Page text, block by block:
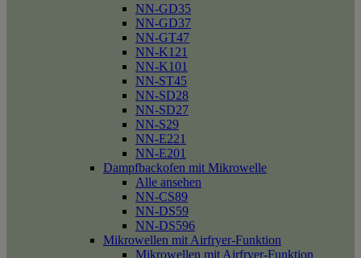
NN-GD35
NN-GD37
NN-GT47
NN-K121
NN-K101
NN-ST45
NN-SD28
NN-SD27
NN-S29
NN-E221
NN-E201
Dampfbackofen mit Mikrowelle
Alle ansehen
NN-CS89
NN-DS59
NN-DS596
Mikrowellen mit Airfryer-Funktion
Mikrowellen mit Airfryer-Funktion